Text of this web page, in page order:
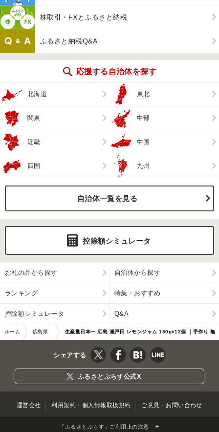
株取引・FXとふるさと納税
ふるさと納税Q&A
応援する自治体を探す
北海道 東北
関東 中部
近畿 中国
四国 九州
自治体一覧を見る
控除額シミュレータ
お礼の品から探す 自治体から探す
ランキング 特集・おすすめ
控除額シミュレータ Q&A
ホーム 広島県 生産量日本一 広島 瀬戸田 レモンジャム 130g×12個 ｜手作り 無
添加 お土産 お取り寄せ
シェアする
ふるさとぷらす公式X
運営会社 利用規約・個人情報取扱規約 ご意見・お問い合わせ
「ふるさとぷらす」ご利用上の注意